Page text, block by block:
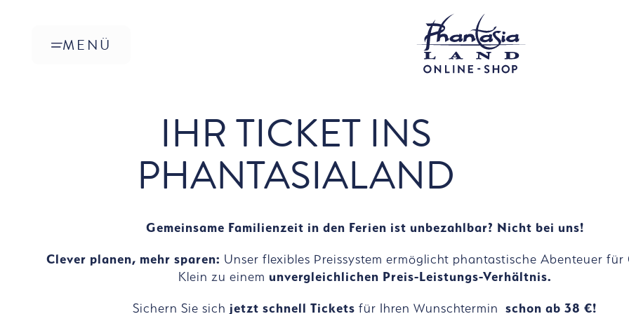
MENÜ
IHR TICKET INS
PHANTASIALAND
Gemeinsame Familienzeit in den Ferien ist unbezahlbar? Nicht bei uns!
Clever planen, mehr sparen: Unser flexibles Preissystem ermöglicht phantastische Abenteuer für
Klein zu einem unvergleichlichen Preis-Leistungs-Verhältnis.
Sichern Sie sich jetzt schnell Ticketsfür Ihren Wunschterminschon ab 38 €!